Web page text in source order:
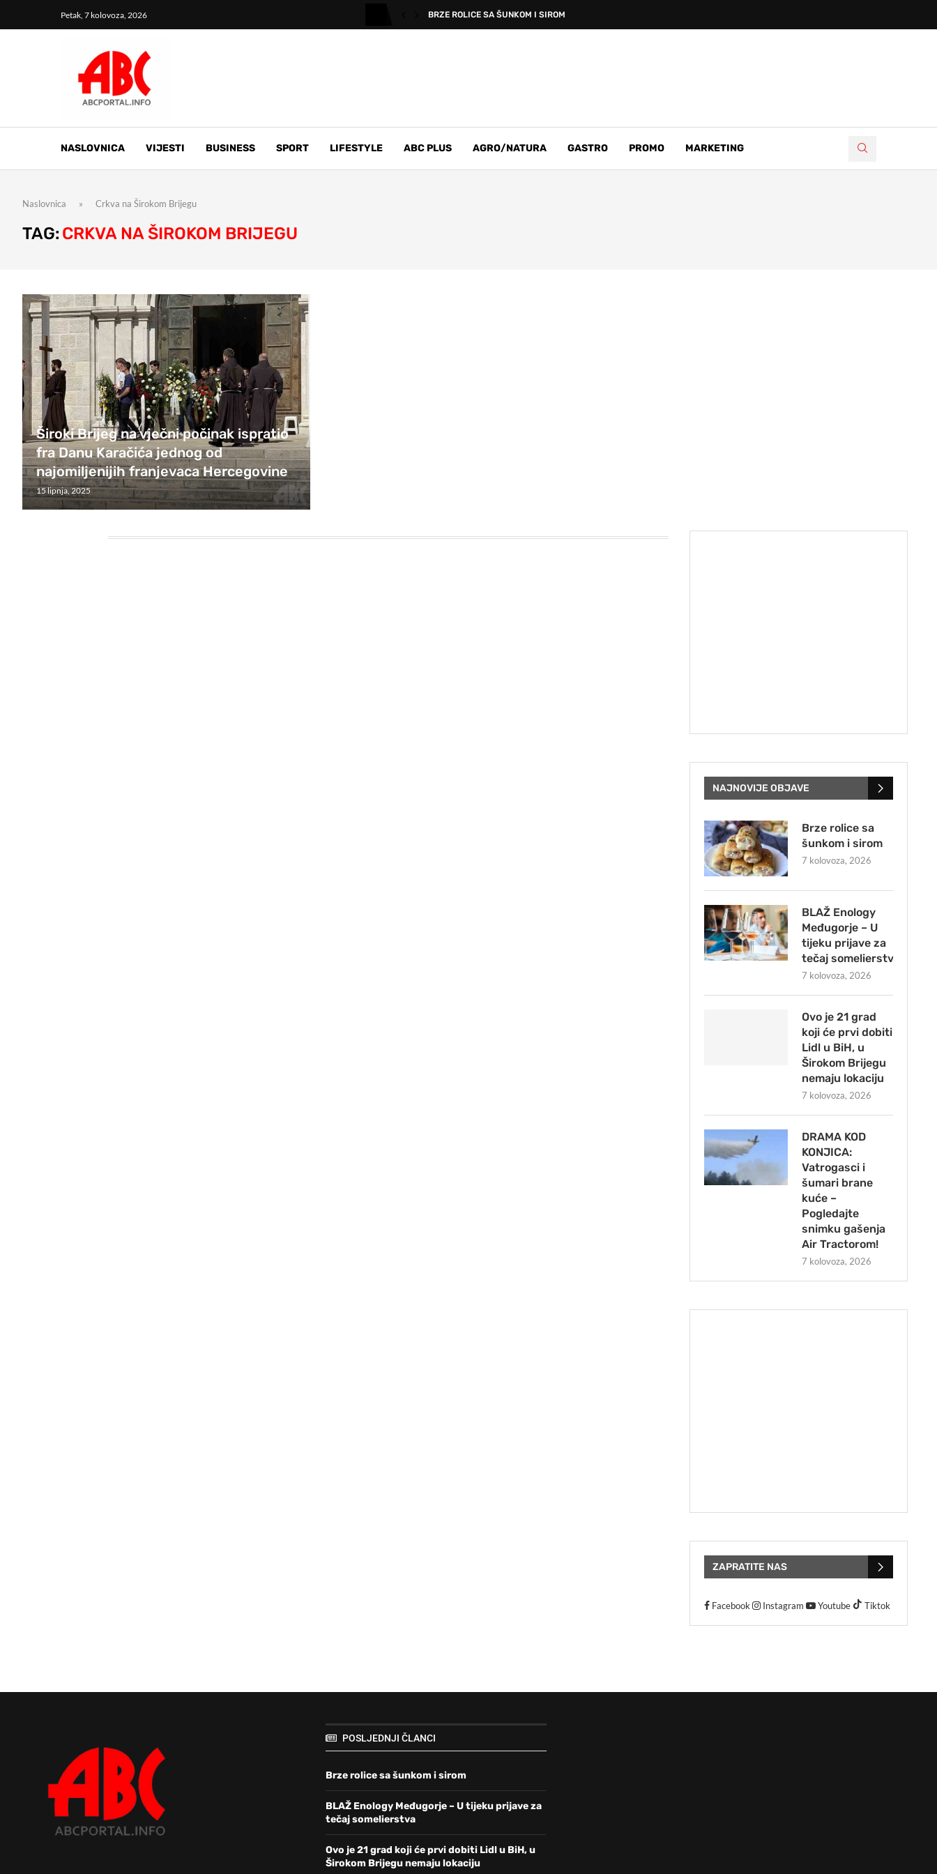
Petak, 7 kolovoza, 2026 BRZE ROLICE SA ŠUNKOM I SIROM
NASLOVNICA VIJESTI BUSINESS SPORT LIFESTYLE ABC PLUS AGRO/NATURA GASTRO PROMO MARKETING
Naslovnica » Crkva na Širokom Brijegu
TAG: CRKVA NA ŠIROKOM BRIJEGU
Široki Brijeg na vječni počinak ispratio
fra Danu Karačića jednog od
najomiljenijih franjevaca Hercegovine
15 lipnja, 2025
NAJNOVIJE OBJAVE
Brze rolice sa
šunkom i sirom
7 kolovoza, 2026
BLAŽ Enology
Međugorje – U
tijeku prijave za
tečaj somelierstva
7 kolovoza, 2026
Ovo je 21 grad
koji će prvi dobiti
Lidl u BiH, u
Širokom Brijegu
nemaju lokaciju
7 kolovoza, 2026
DRAMA KOD
KONJICA:
Vatrogasci i
šumari brane
kuće –
Pogledajte
snimku gašenja
Air Tractorom!
7 kolovoza, 2026
ZAPRATITE NAS
Facebook Instagram Youtube Tiktok
POSLJEDNJI ČLANCI
Brze rolice sa šunkom i sirom
BLAŽ Enology Međugorje – U tijeku prijave za
tečaj somelierstva
Ovo je 21 grad koji će prvi dobiti Lidl u BiH, u
Širokom Brijegu nemaju lokaciju